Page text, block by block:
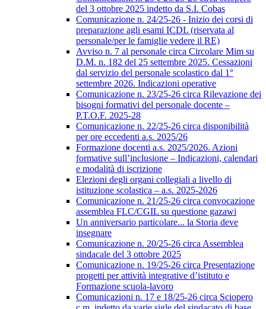
del 3 ottobre 2025 indetto da S.I. Cobas
Comunicazione n. 24/25-26 - Inizio dei corsi di
preparazione agli esami ICDL (riservata al
personale/per le famiglie vedere il RE)
Avviso n. 7 al personale circa Circolare Mim su
D.M. n. 182 del 25 settembre 2025. Cessazioni
dal servizio del personale scolastico dal 1°
settembre 2026. Indicazioni operative
Comunicazione n. 23/25-26 circa Rilevazione dei
bisogni formativi del personale docente –
P.T.O.F. 2025-28
Comunicazione n. 22/25-26 circa disponibilità
per ore eccedenti a.s. 2025/26
Formazione docenti a.s. 2025/2026. Azioni
formative sull’inclusione – Indicazioni, calendari
e modalità di iscrizione
Elezioni degli organi collegiali a livello di
istituzione scolastica – a.s. 2025-2026
Comunicazione n. 21/25-26 circa convocazione
assemblea FLC/CGIL su questione gazawi
Un anniversario particolare... la Storia deve
insegnare
Comunicazione n. 20/25-26 circa Assemblea
sindacale del 3 ottobre 2025
Comunicazione n. 19/25-26 circa Presentazione
progetti per attività integrative d’istituto e
Formazione scuola-lavoro
Comunicazioni n. 17 e 18/25-26 circa Sciopero